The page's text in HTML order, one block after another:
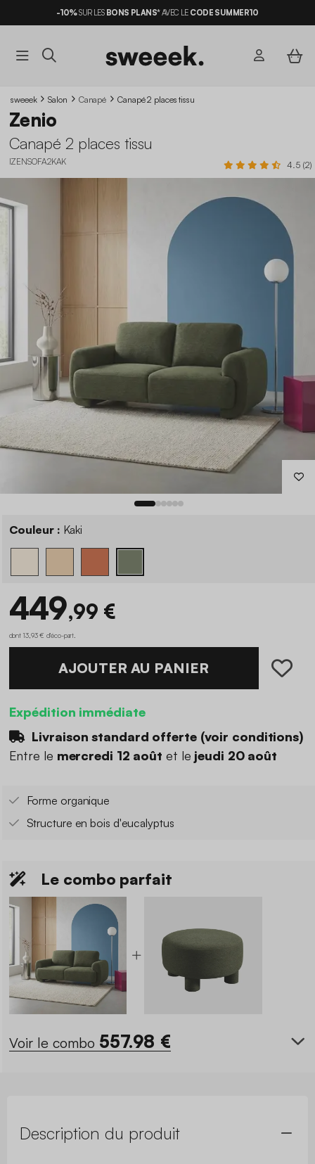
-10%SUR LES BONS PLANS*AVEC LE CODE SUMMER10
sweeek Salon Canapé Canapé 2 places tissu
Zenio
Canapé 2 places tissu
IZENSOFA2KAK 4.5 (2)
Couleur : Kaki
449,99 €
dont 13,93 € d'éco-part
AJOUTER AU PANIER
Expédition immédiate
Livraison standard offerte (voir conditions)
Entre le mercredi 12 août et le jeudi 20 août
Forme organique
Structure en bois d'eucalyptus
Le combo parfait
Voir le combo 557.98 €
Description du produit